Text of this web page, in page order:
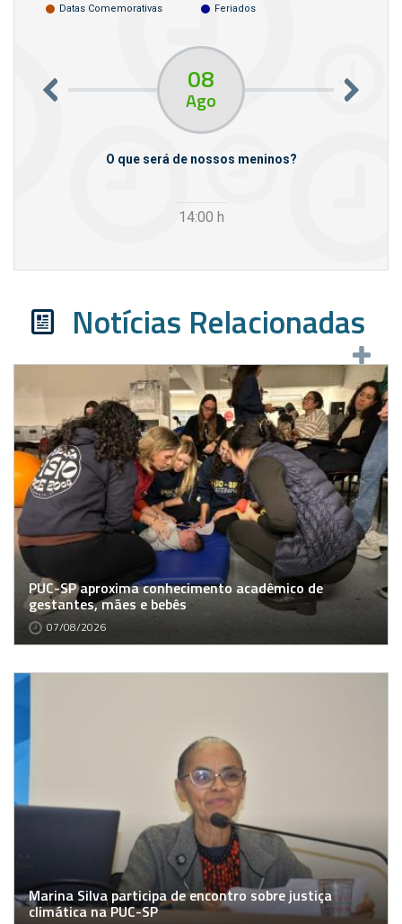
Datas Comemorativas Feriados
08
Ago
O que será de nossos meninos?
14:00 h
Notícias Relacionadas
PUC-SP aproxima conhecimento acadêmico de
gestantes, mães e bebês
07/08/2026
Marina Silva participa de encontro sobre justiça
climática na PUC-SP